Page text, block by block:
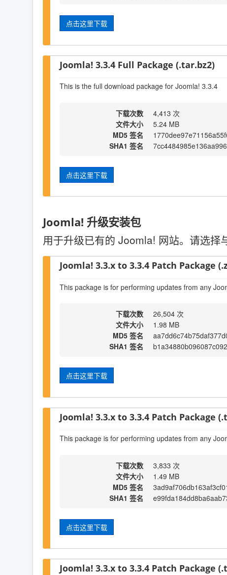
点击这里下载
Joomla! 3.3.4 Full Package (.tar.bz2)
This is the full download package for Joomla! 3.3.4
下载次数
4,413 次
文件大小
5.24 MB
MD5 签名
SHA1 签名
点击这里下载
Joomla! 升级安装包
用于升级已有的 Joomla! 网站。请选择
Joomla! 3.3.x to 3.3.4 Patch Package
This package is for performing updates from any
下载次数
26,504 次
文件大小
1.98 MB
MD5 签名
SHA1 签名
点击这里下载
Joomla! 3.3.x to 3.3.4 Patch Package
This package is for performing updates from any
下载次数
3,833 次
文件大小
1.49 MB
MD5 签名
SHA1 签名
点击这里下载
Joomla! 3.3.x to 3.3.4 Patch Package